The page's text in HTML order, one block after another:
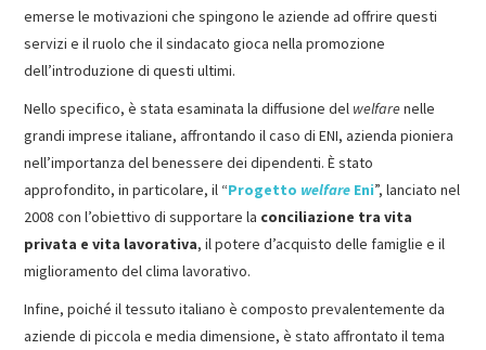
emerse le motivazioni che spingono le aziende ad offrire questi
servizi e il ruolo che il sindacato gioca nella promozione
dell’introduzione di questi ultimi.
Nello specifico, è stata esaminata la diffusione del welfarenelle
grandi imprese italiane, affrontando il caso di ENI, azienda pioniera
nell’importanza del benessere dei dipendenti. È stato
approfondito, in particolare, il “Progetto welfare Eni”, lanciato nel
2008 con l’obiettivo di supportare la conciliazione tra vita
privata e vita lavorativa, il potere d’acquisto delle famiglie e il
miglioramento del clima lavorativo.
Infine, poiché il tessuto italiano è composto prevalentemente da
aziende di piccola e media dimensione, è stato affrontato il tema